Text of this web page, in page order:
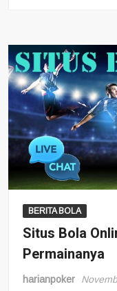
BERITA BOLA
Situs Bola
Permainanya
harianpoker